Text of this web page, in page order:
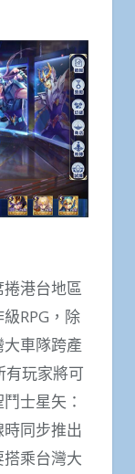
港台地區
RPG，除
車隊跨產
有玩家將可
士星矢：
同步推出
乘台灣大